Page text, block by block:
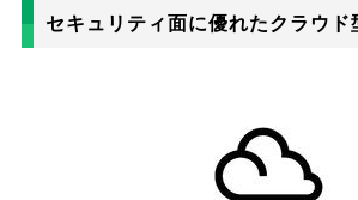
セキュリティ面に優れたクラウド